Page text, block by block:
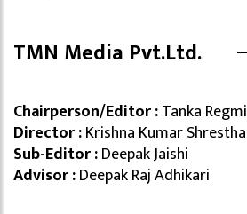
TMN Media Pvt.Ltd.
Chairperson/Editor :Tanka Regmi
Director :Krishna Kumar Shrestha
Sub-Editor :Deepak Jaishi
Advisor :Deepak Raj Adhikari